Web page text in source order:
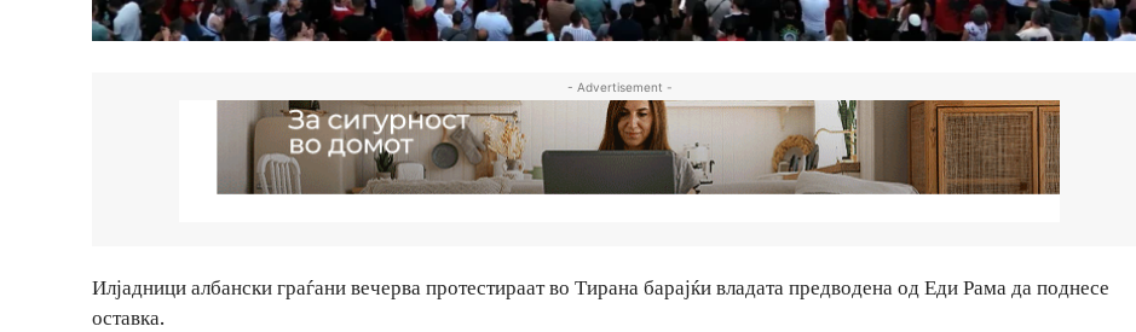
- Advertisement -
Илјадници албански граѓани вечерва протестираат во Тирана барајќи владата предводена од Еди Рама да поднесе
оставка.